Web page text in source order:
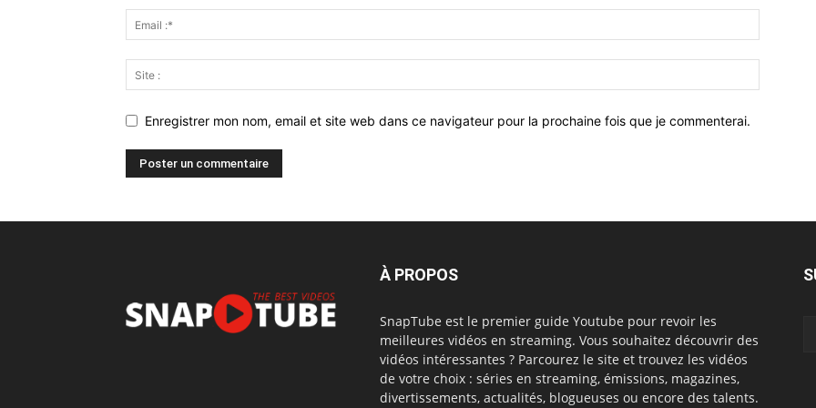
Enregistrer mon nom, email et site web dans ce navigateur pour la prochaine fois que je commenterai.
À PROPOS
SnapTube est le premier guide Youtube pour revoir les
meilleures vidéos en streaming. Vous souhaitez découvrir des
vidéos intéressantes ? Parcourez le site et trouvez les vidéos
de votre choix : séries en streaming, émissions, magazines,
divertissements, actualités, blogueuses ou encore des talents.